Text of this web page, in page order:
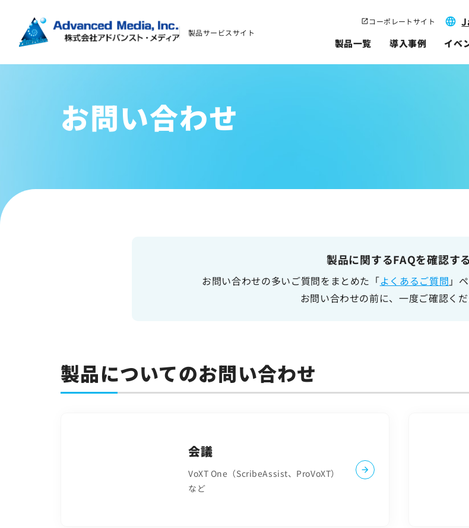
イベント・セミナー
労働者派遣事業に関わる情報
メールマガジン
製品サービスサイト
コーポレートサイト
製品一覧 導入事例 イベ
お問い合わせ
製品に関するFAQを確認する
お問い合わせの多いご質問をまとめた「よくあるご質問 」
お問い合わせの前に、一度ご確認くだ
製品についてのお問い合わせ
会議
VoXT One（ScribeAssist、ProVoXT）
など